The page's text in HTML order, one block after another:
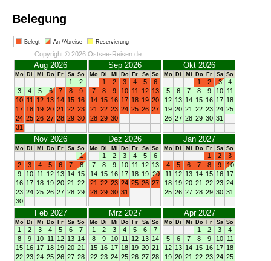
Belegung
Belegt An-/Abreise Reservierung
Copyright © 2026 Ostsee-Reisen.de
Aug 2026
Mo Di Mi Do Fr Sa So
1
2
3
4 5 6 7 8
9
10 11 12 13 14 15 16
17 18 19 20 21 22 23
24 25 26 27 28 29 30
31
Sep 2026
Mo Di Mi Do Fr Sa So
1 2 3 4 5
6
7
8 9 10 11 12 13
14 15 16 17 18 19 20
21 22 23 24 25 26 27
28 29 30
Okt 2026
Mo Di Mi Do Fr Sa So
1 2 3
4
5
6 7 8 9 10 11
12 13 14 15 16 17 18
19 20 21 22 23 24 25
26 27 28 29 30 31
Nov 2026
Mo Di Mi Do Fr Sa So
1
2
3 4 5 6 7
8
9
10 11 12 13 14 15
16 17 18 19 20 21 22
23 24 25 26 27 28 29
30
Dez 2026
Mo Di Mi Do Fr Sa So
1 2 3 4 5
6
7
8 9 10 11 12 13
14 15 16 17 18 19 20
21 22 23 24 25 26 27
28 29 30 31
Jan 2027
Mo Di Mi Do Fr Sa So
1 2
3
4
5 6 7 8 9
10
11
12 13 14 15 16 17
18 19 20 21 22 23 24
25 26 27 28 29 30 31
Feb 2027
Mo Di Mi Do Fr Sa So
1 2 3 4 5 6
7
8
9 10 11 12 13 14
15 16 17 18 19 20 21
22 23 24 25 26 27 28
Mrz 2027
Mo Di Mi Do Fr Sa So
1 2 3 4 5 6
7
8
9 10 11 12 13 14
15 16 17 18 19 20 21
22 23 24 25 26 27 28
Apr 2027
Mo Di Mi Do Fr Sa So
1 2 3
4
5
6 7 8 9 10 11
12 13 14 15 16 17 18
19 20 21 22 23 24 25